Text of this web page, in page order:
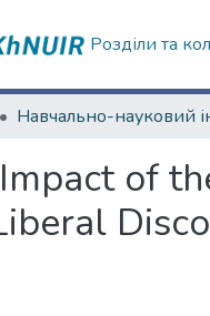
Розділи та
of